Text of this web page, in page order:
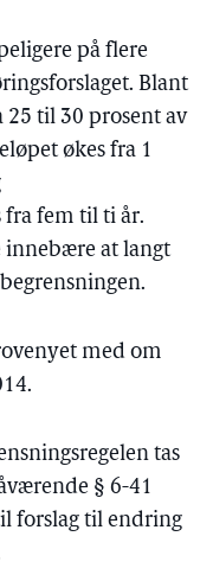
på flere
Blant
25 til 30 prosent av
økes fra 1
fra fem til ti år.
innebære at langt
med om
tas
§ 6-41
forslag til endring